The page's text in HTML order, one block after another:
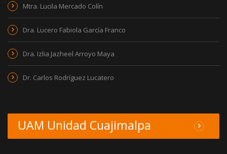
Mtra. Lucila Mercado Colín
Dra. Lucero Fabiola García Franco
Dra. Izlia Jazheel Arroyo Maya
Dr. Carlos Rodríguez Lucatero
UAM Unidad Cuajimalpa